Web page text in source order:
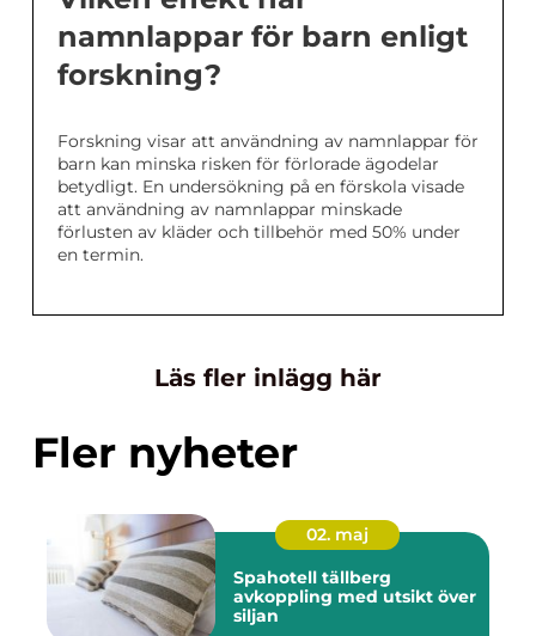
namnlappar för barn enligt
forskning?
Forskning visar att användning av namnlappar för
barn kan minska risken för förlorade ägodelar
betydligt. En undersökning på en förskola visade
att användning av namnlappar minskade
förlusten av kläder och tillbehör med 50% under
en termin.
Läs fler inlägg här
Fler nyheter
02. maj
Spahotell tällberg
avkoppling med utsikt över
siljan